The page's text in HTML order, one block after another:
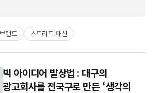
브랜드 스트리트 패션
빅 아이디어 발상법 : 대구의
광고회사를 전국구로 만든 ‘생각의